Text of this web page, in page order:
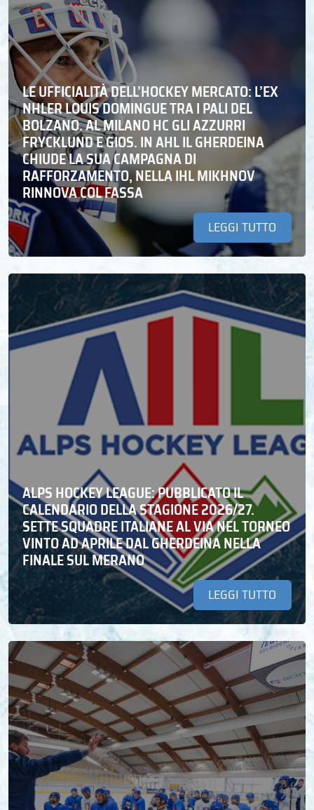
LE UFFICIALITÀ DELL’HOCKEY MERCATO: L’EX
NHLER LOUIS DOMINGUE TRA I PALI DEL
BOLZANO. AL MILANO HC GLI AZZURRI
FRYCKLUND E GIOS. IN AHL IL GHERDEINA
CHIUDE LA SUA CAMPAGNA DI
RAFFORZAMENTO, NELLA IHL MIKHNOV
RINNOVA COL FASSA
LEGGI TUTTO
ALPS HOCKEY LEAGUE: PUBBLICATO IL
CALENDARIO DELLA STAGIONE 2026/27.
SETTE SQUADRE ITALIANE AL VIA NEL TORNEO
VINTO AD APRILE DAL GHERDEINA NELLA
FINALE SUL MERANO
LEGGI TUTTO